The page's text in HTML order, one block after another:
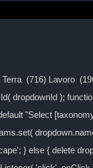
(716) Lavoro
dropdownId );
"Select
} else { delete